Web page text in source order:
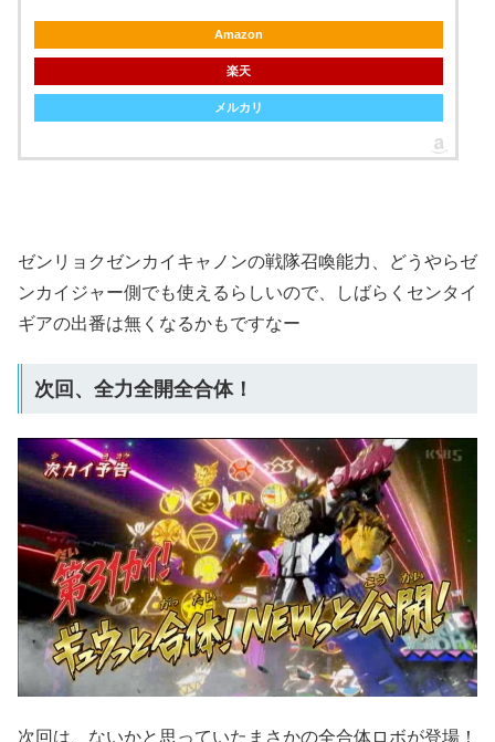
Amazon
楽天
メルカリ
ゼンリョクゼンカイキャノンの戦隊召喚能力、どうやらゼ
ンカイジャー側でも使えるらしいので、しばらくセンタイ
ギアの出番は無くなるかもですなー
次回、全力全開全合体！
次回は、ないかと思っていたまさかの全合体ロボが登場！